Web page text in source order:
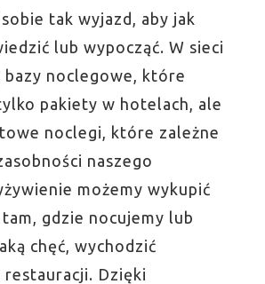
tak wyjazd, aby jak
lub wypocząć. W sieci
bazy noclegowe, które
pakiety w hotelach, ale
noclegi, które zależne
naszego
możemy wykupić
gdzie nocujemy lub
chęć, wychodzić
Dzięki